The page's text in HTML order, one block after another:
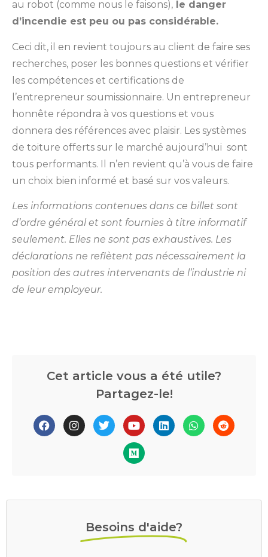
au robot (comme nous le faisons), le danger
d’incendie est peu ou pas considérable.
Ceci dit, il en revient toujours au client de faire ses
recherches, poser les bonnes questions et vérifier
les compétences et certifications de
l’entrepreneur soumissionnaire. Un entrepreneur
honnête répondra à vos questions et vous
donnera des références avec plaisir. Les systèmes
de toiture offerts sur le marché aujourd’hui sont
tous performants. Il n’en revient qu’à vous de faire
un choix bien informé et basé sur vos valeurs.
Les informations contenues dans ce billet sont
d’ordre général et sont fournies à titre informatif
seulement. Elles ne sont pas exhaustives. Les
déclarations ne reflètent pas nécessairement la
position des autres intervenants de l’industrie ni
de leur employeur.
Cet article vous a été utile?
Partagez-le!
Besoins d'aide?